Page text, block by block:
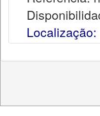
Localização: